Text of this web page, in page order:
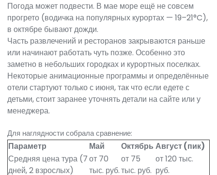
Погода может подвести. В мае море ещё не совсем
прогрето (водичка на популярных курортах — 19–21°C),
в октябре бывают дожди.
Часть развлечений и ресторанов закрываются раньше
или начинают работать чуть позже. Особенно это
заметно в небольших городках и курортных поселках.
Некоторые анимационные программы и определённые
отели стартуют только с июня, так что если едете с
детьми, стоит заранее уточнять детали на сайте или у
менеджера.
Для наглядности собрала сравнение:
Параметр Май Октябрь Август (пик)
Средняя цена тура (7
дней, 2 взрослых)
от 70
тыс. руб.
от 75
тыс. руб.
от 120 тыс.
руб.